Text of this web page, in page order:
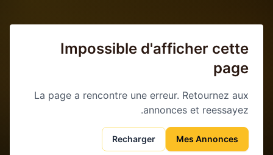
Impossible d'afficher cette
page
La page a rencontre une erreur. Retournez aux
annonces et reessayez.
Mes Annonces
Recharger